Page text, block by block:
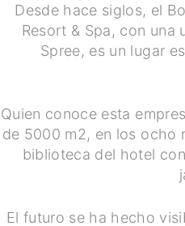
Desde hace siglos, el
Resort & Spa, con una
Spree, es un lugar
Quien conoce esta
de 5000 m2, en los ocho
biblioteca del hotel
El futuro se ha hecho